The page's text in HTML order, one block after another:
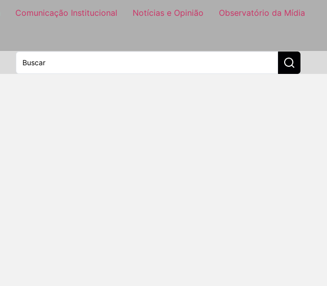
Comunicação Institucional Notícias e Opinião Observatório da Mídia